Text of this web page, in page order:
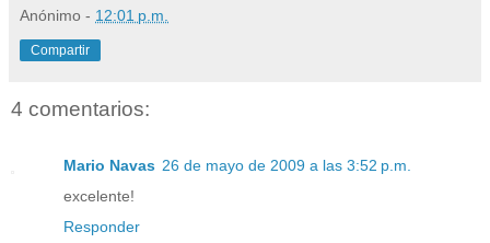
Anónimo - 12:01 p.m.
Compartir
4 comentarios:
Mario Navas 26 de mayo de 2009 a las 3:52 p.m.
excelente!
Responder